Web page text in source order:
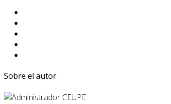
Sobre el autor